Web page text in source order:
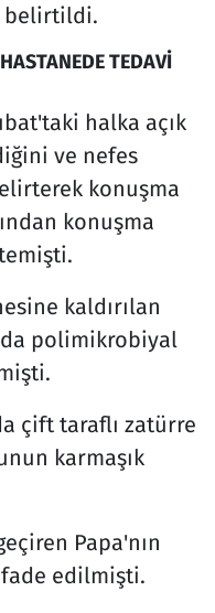
belirtildi.
TEDAVİ
halka açık
ve nefes
konuşma
konuşma
kaldırılan
polimikrobiyal
çift taraflı zatürre
karmaşık
Papa'nın
edilmişti.